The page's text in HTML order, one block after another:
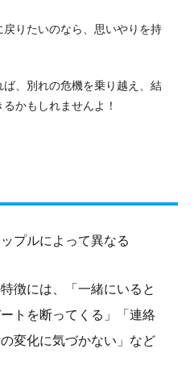
りたいのなら、思いやりを持
、別れの危機を乗り越え、結
かもしれませんよ！
プルによって異なる
徴には、「一緒にいると
トを断ってくる」「連絡
変化に気づかない」など